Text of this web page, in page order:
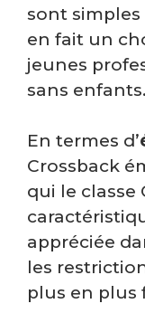
sont simples
en fait un
jeunes
sans enfants.
En termes d’
Crossback
qui le classe
appréciée
les
plus en plus